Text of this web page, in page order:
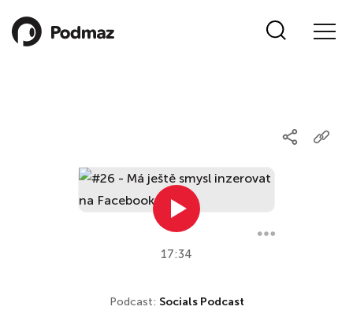
17:34
Podcast: Socials Podcast